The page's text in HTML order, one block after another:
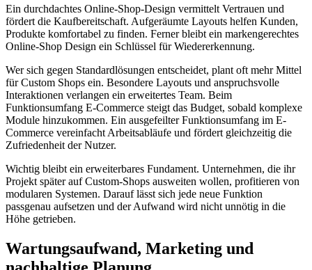
Ein durchdachtes Online-Shop-Design vermittelt Vertrauen und
fördert die Kaufbereitschaft. Aufgeräumte Layouts helfen Kunden,
Produkte komfortabel zu finden. Ferner bleibt ein markengerechtes
Online-Shop Design ein Schlüssel für Wiedererkennung.
Wer sich gegen Standardlösungen entscheidet, plant oft mehr Mittel
für Custom Shops ein. Besondere Layouts und anspruchsvolle
Interaktionen verlangen ein erweitertes Team. Beim
Funktionsumfang E-Commerce steigt das Budget, sobald komplexe
Module hinzukommen. Ein ausgefeilter Funktionsumfang im E-
Commerce vereinfacht Arbeitsabläufe und fördert gleichzeitig die
Zufriedenheit der Nutzer.
Wichtig bleibt ein erweiterbares Fundament. Unternehmen, die ihr
Projekt später auf Custom-Shops ausweiten wollen, profitieren von
modularen Systemen. Darauf lässt sich jede neue Funktion
passgenau aufsetzen und der Aufwand wird nicht unnötig in die
Höhe getrieben.
Wartungsaufwand, Marketing und